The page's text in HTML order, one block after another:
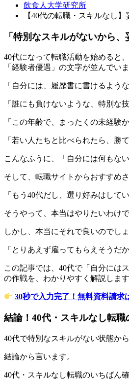
飲食人大学研究所
【40代の転職・スキルなし
「特別なスキルがないから
40代になって転職活動を始めると
「経験者優遇」の文字が並んでいま
「自分には、履歴書に書けるよう
「誰にも負けないような、特別な
「この年齢で、まったくの未経験
「若い人たちと比べられたら、勝
こんなふうに、「自分には何もな
そして、転職サイトからおすすめ
「もう40代だし、選り好みはして
そうやって、本当はやりたいわけ
しかし、本当にそれで良いのでし
「とりあえず雇ってもらえそうだ
この記事では、40代で「自分には
の作戦を、わかりやすく解説します
30秒で入力完了！無料資料請求
結論！40代・スキルなし転
40代で特別なスキルがない状態か
結論から言います。
40代・スキルなし転職のいちばん